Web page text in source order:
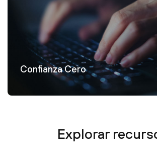
Confianza Cero
Explorar